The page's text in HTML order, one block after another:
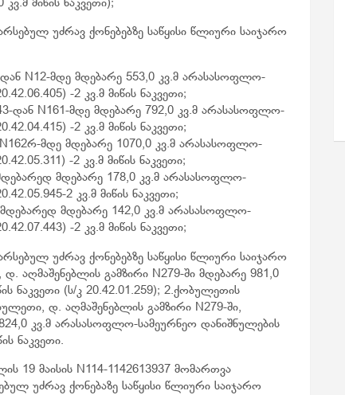
მიწის ნაკვეთი);
უძრავ ქონებებზე საწყისი წლიური საიჯარო
N12-მდე მდებარე 553,0 კვ.მ არასასოფლო-
-2 კვ.მ მიწის ნაკვეთი;
დან N161-მდე მდებარე 792,0 კვ.მ არასასოფლო-
-2 კვ.მ მიწის ნაკვეთი;
მდე მდებარე 1070,0 კვ.მ არასასოფლო-
-2 კვ.მ მიწის ნაკვეთი;
მდებარე 178,0 კვ.მ არასასოფლო-
2 კვ.მ მიწის ნაკვეთი;
მდებარე 142,0 კვ.მ არასასოფლო-
-2 კვ.მ მიწის ნაკვეთი;
უძრავ ქონებებზე საწყისი წლიური საიჯარო
აღმაშენებლის გამზირი N279-ში მდებარე 981,0
ნაკვეთი (ს/კ 20.42.01.259); 2.ქობულეთის
დ. აღმაშენებლის გამზირი N279-ში,
კვ.მ არასასოფლო-სამეურნეო დანიშნულების
ნაკვეთი.
19 მაისის N114-1142613937 მომართვა
უძრავ ქონებაზე საწყისი წლიური საიჯარო